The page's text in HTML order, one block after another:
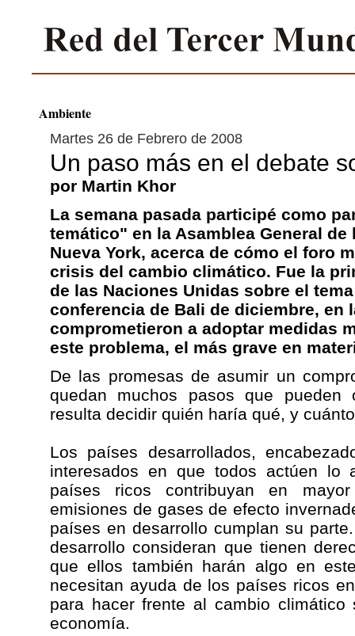
Ambiente
Martes 26 de Febrero de 2008
Un paso más en el debate
por Martin Khor
La semana pasada participé como
temático" en la Asamblea General de
Nueva York, acerca de cómo el foro
crisis del cambio climático. Fue la
de las Naciones Unidas sobre el
conferencia de Bali de diciembre, en
comprometieron a adoptar medidas
este problema, el más grave en
De las promesas de asumir un
quedan muchos pasos que
resulta decidir quién haría qué, y
Los países desarrollados,
interesados en que todos actúen
países ricos contribuyan en
emisiones de gases de efecto
países en desarrollo cumplan su
desarrollo consideran que tienen
que ellos también harán algo en
necesitan ayuda de los países ricos
para hacer frente al cambio
economía.